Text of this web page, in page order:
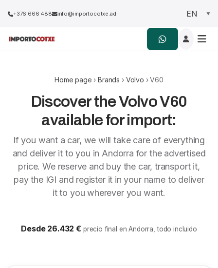
+376 666 488 info@importocotxe.ad
Home page ›Brands › Volvo › V60
Discover the Volvo V60
available for import:
If you want a car, we will take care of everything
and deliver it to you in Andorra for the advertised
price. We reserve and buy the car, transport it,
pay the IGI and register it in your name to deliver
it to you wherever you want.
Desde 26.432 € precio final en Andorra, todo incluido